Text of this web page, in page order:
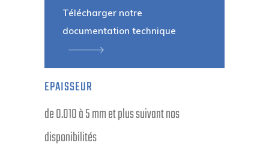
Télécharger notre
documentation technique
EPAISSEUR
de 0.010 à 5 mm et plus suivant nos
disponibilités